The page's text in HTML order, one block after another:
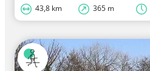
43,8 km 365 m